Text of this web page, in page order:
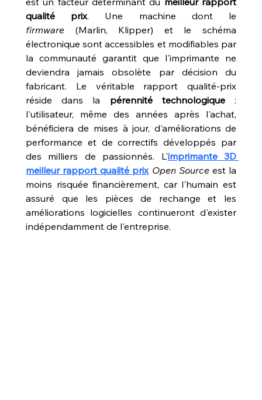
qualité prix
firmware (Marlin, Klipper) et le schéma
électronique sont accessibles et modifiables par
la communauté garantit que l'imprimante ne
deviendra jamais obsolète par décision du
fabricant. Le véritable rapport qualité-prix
réside dans la pérennité technologique :
l'utilisateur, même des années après l'achat,
bénéficiera de mises à jour, d'améliorations de
performance et de correctifs développés par
des milliers de passionnés. L'imprimante 3D
meilleur rapport qualité prix Open Source est la
moins risquée financièrement, car l'humain est
assuré que les pièces de rechange et les
améliorations logicielles continueront d'exister
indépendamment de l'entreprise.